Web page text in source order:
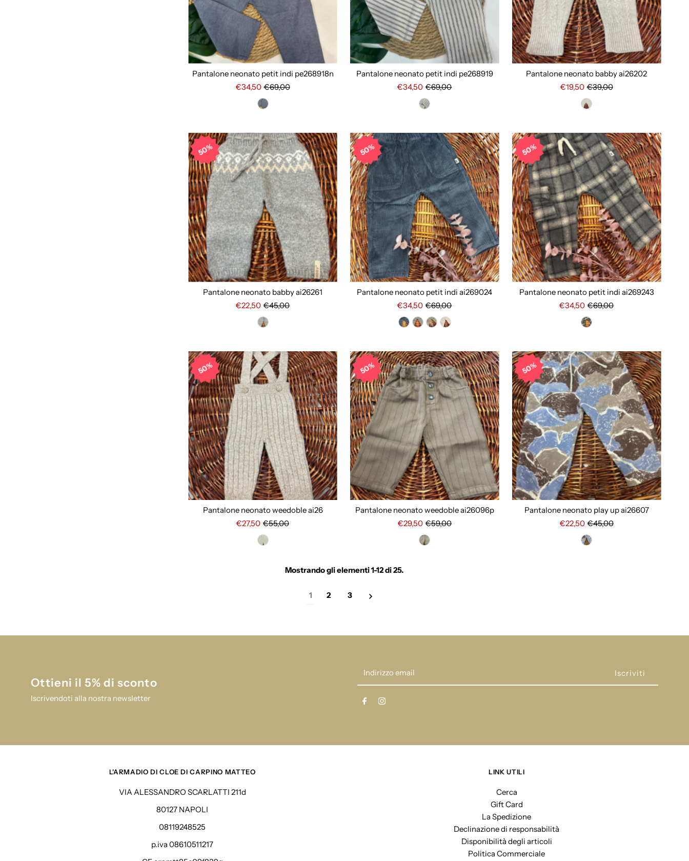
Pantalone neonato petit indi pe268918n
€34,50 €69,00
Pantalone neonato petit indi pe268919
€34,50 €69,00
Pantalone neonato babby ai26202
€19,50 €39,00
50%
Pantalone neonato babby ai26261
€22,50 €45,00
50%
Pantalone neonato petit indi ai269024
€34,50 €69,00
50%
Pantalone neonato petit indi ai269243
€34,50 €69,00
50%
Pantalone neonato weedoble ai26
€27,50 €55,00
50%
Pantalone neonato weedoble ai26096p
€29,50 €59,00
50%
Pantalone neonato play up ai26607
€22,50 €45,00
Mostrando gli elementi 1-12 di 25.
1 2 3
Ottieni il 5% di sconto
Iscrivendoti alla nostra newsletter
L'ARMADIO DI CLOE DI CARPINO MATTEO
VIA ALESSANDRO SCARLATTI 211d
80127 NAPOLI
08119248525
p.iva 08610511217
LINK UTILI
Cerca
Gift Card
La Spedizione
Declinazione di responsabilità
Disponibilità degli articoli
Politica Commerciale